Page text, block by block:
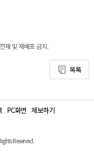
재 및 재배포 금지.
목록
PC화면 제보하기
Reserved.